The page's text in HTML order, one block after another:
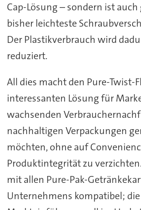
Cap-Lösung – sondern ist
bisher leichteste
Der Plastikverbrauch wird
reduziert.
All dies macht den Pure-Twist-
interessanten Lösung für
wachsenden
nachhaltigen Verpackungen
möchten, ohne auf
Produktintegrität zu
mit allen Pure-Pak-
Unternehmens kompatibel; die